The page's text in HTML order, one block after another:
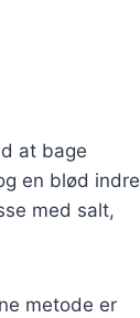
at bage
en blød indre
med salt,
metode er